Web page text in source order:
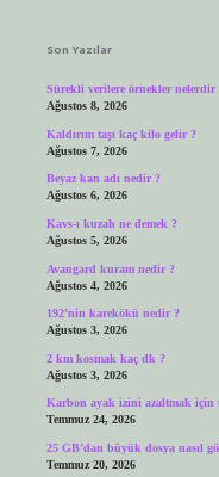
Son Yazılar
Sürekli verilere örnekler nelerdir
Ağustos 8, 2026
Kaldırım taşı kaç kilo gelir ?
Ağustos 7, 2026
Beyaz kan adı nedir ?
Ağustos 6, 2026
Kavs-ı kuzah ne demek ?
Ağustos 5, 2026
Avangard kuram nedir ?
Ağustos 4, 2026
192’nin karekökü nedir ?
Ağustos 3, 2026
2 km kosmak kaç dk ?
Ağustos 3, 2026
Karbon ayak izini azaltmak için
Temmuz 24, 2026
25 GB’dan büyük dosya nasıl
Temmuz 20, 2026